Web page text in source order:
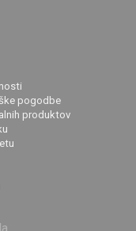
pogodbe
produktov